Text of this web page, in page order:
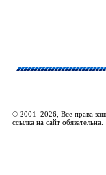
© 2001–2026, Все права
ссылка на сайт обязательна.